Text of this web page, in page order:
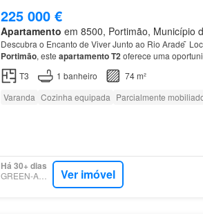
225 000 €
Apartamento em 8500, Portimão, Município
Descubra o Encanto de Viver Junto ao Rio Arade
Portimão, este apartamentoT2oferece uma
Bivar, a apenas 350 metros de distância, oferece um
T3 1 banheiro
74 m²
Varanda Cozinha equipada Parcialmente
Há 30+ dias
GREEN-ACRES Ver imóvel